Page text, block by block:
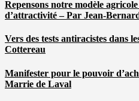
Repensons notre modèle
d’attractivité – Par Jean-
Vers des tests antiracistes dans
Cottereau
Manifester pour le pouvoir
Marrie de Laval